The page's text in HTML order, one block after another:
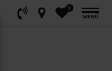
0
MENÜ